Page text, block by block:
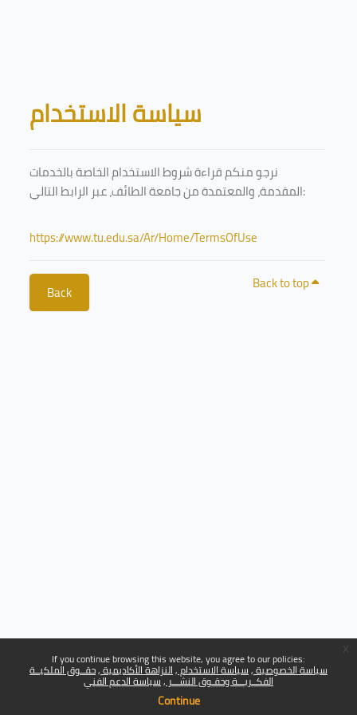
If you continue browsing this website, you agree to our policies:
سياسة الخصوصية سياسة الاستخدام النزاهة الأكاديمية حقــوق الملكيــة
الفكــريـــة وحقـوق النشـــر سياسة الدعم الفني
Continue
Blocks
سياسة الاستخدام
نرجو منكم قراءة شروط الاستخدام الخاصة بالخدمات
المقدمة، والمعتمدة من جامعة الطائف، عبر الرابط التالي:
https://www.tu.edu.sa/Ar/Home/TermsOfUse
Back Back to top